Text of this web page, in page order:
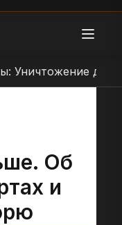
Об
и